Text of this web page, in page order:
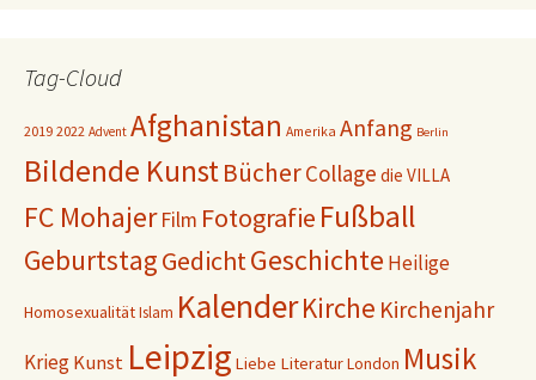
Tag-Cloud
2019 2022 Advent Afghanistan Amerika Anfang Berlin
Bildende KunstBücherCollage die VILLA
FC Mohajer Film Fotografie Fußball
GeburtstagGedichtGeschichte Heilige
HomosexualitätIslam KalenderKirche Kirchenjahr
Krieg Kunst Leipzig Liebe LiteraturLondon Musik